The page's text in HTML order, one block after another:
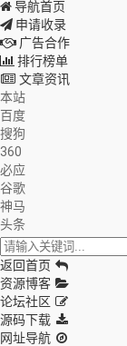
导航首页
申请收录
广告合作
排行榜单
文章资讯
本站
百度
搜狗
360
必应
谷歌
神马
头条
返回首页
资源博客
论坛社区
源码下载
网址导航